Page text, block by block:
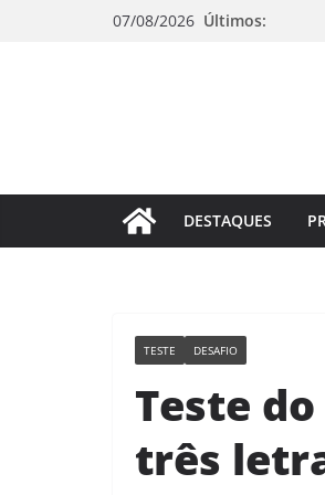
07/08/2026 Últimos:
DESTAQUES
TESTE DESAFIO
Teste
três